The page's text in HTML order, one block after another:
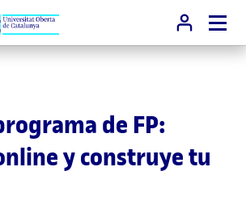
de FP:
y construye tu